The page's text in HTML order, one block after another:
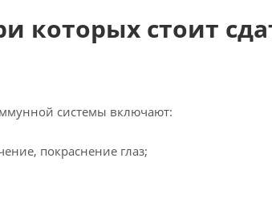
которых стоит
системы включают:
покраснение глаз;